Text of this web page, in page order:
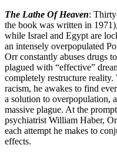
The Lathe Of Heaven:
the book was written in
while Israel and Egypt are
an intensely overpopulated
Orr constantly abuses drugs
plagued with “effective”
completely restructure
racism, he awakes to find
a solution to overpopulation,
massive plague. At the
psychiatrist William Haber,
each attempt he makes to
effects.